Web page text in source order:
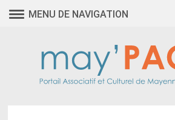
MENU DE NAVIGATION